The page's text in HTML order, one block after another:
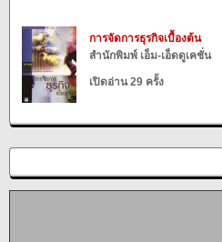
การจัดการธุรกิจเบื้องต้น
สำนักพิมพ์ เอ็ม-เอ็ดดูเคชั่น
เปิดอ่าน 29 ครั้ง